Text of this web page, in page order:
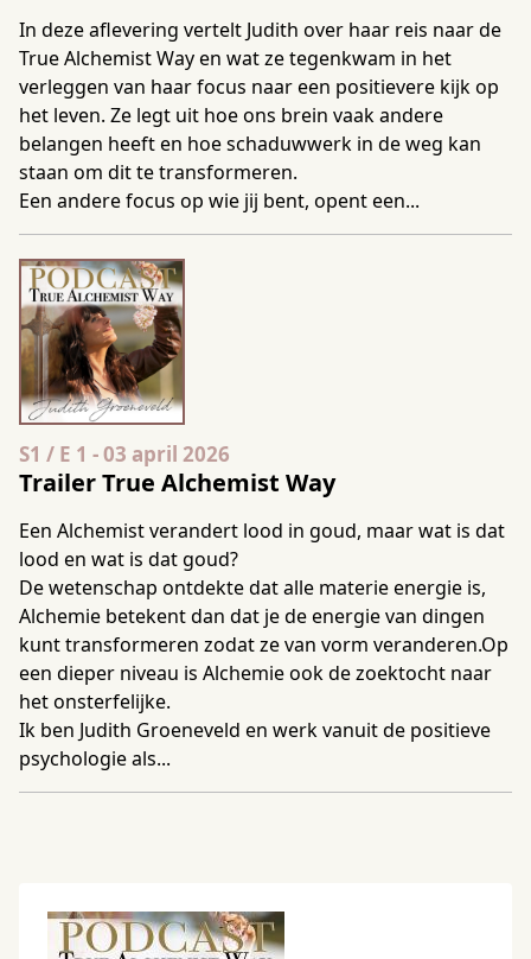
In deze aflevering vertelt Judith over haar reis naar de
True Alchemist Way en wat ze tegenkwam in het
verleggen van haar focus naar een positievere kijk op
het leven. Ze legt uit hoe ons brein vaak andere
belangen heeft en hoe schaduwwerk in de weg kan
staan om dit te transformeren.
Een andere focus op wie jij bent, opent een...
Trailer True Alchemist Way
Seizoen 1 Aflevering 1
S1 / E 1 -03 april 2026
Een Alchemist verandert lood in goud, maar wat is dat
lood en wat is dat goud?
De wetenschap ontdekte dat alle materie energie is,
Alchemie betekent dan dat je de energie van dingen
kunt transformeren zodat ze van vorm veranderen.Op
een dieper niveau is Alchemie ook de zoektocht naar
het onsterfelijke.
Ik ben Judith Groeneveld en werk vanuit de positieve
psychologie als...